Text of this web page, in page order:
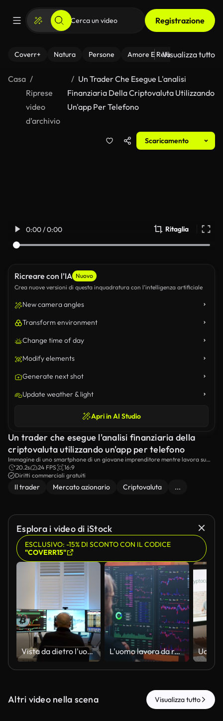
Registrazione
Coverr+ Natura Persone Amore E Relazioni Il
Visualizza tutto
Casa
Riprese
video
d’archivio
Un Trader Che Esegue L'analisi
Finanziaria Della Criptovaluta Utilizzando
Un'app Per Telefono
Scaricamento
0:00 / 0:00 Ritaglia
Ricreare con l’IA Nuovo
Crea nuove versioni di questa inquadratura con l’intelligenza artificiale
New camera angles
Transform environment
Change time of day
Modify elements
Generate next shot
Update weather & light
Apri in AI Studio
Un trader che esegue l'analisi finanziaria della
criptovaluta utilizzando un'app per telefono
Immagine di uno smartphone di un giovane imprenditore mentre lavora su
una piattaforma di trading di borsa.
20.2s 24 FPS
16:9
Diritti commerciali gratuiti
Il trader Mercato azionario Criptovaluta ...
Esplora i video di iStock
ESCLUSIVO: -15% DI SCONTO CON IL CODICE
"COVERR15"
Vista da dietro l'uomo che analizza i mercati finanziari su due monitor, sfondo sfocato, interno, luce crepuscolare. Tiro statico L'uomo lavora da remoto negli investimenti a casa di notte
Altri video nella scena Visualizza tutto